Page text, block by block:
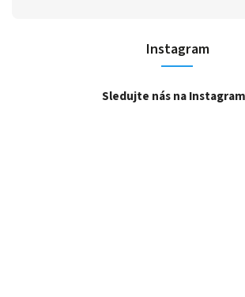
Instagram
Sledujte nás na